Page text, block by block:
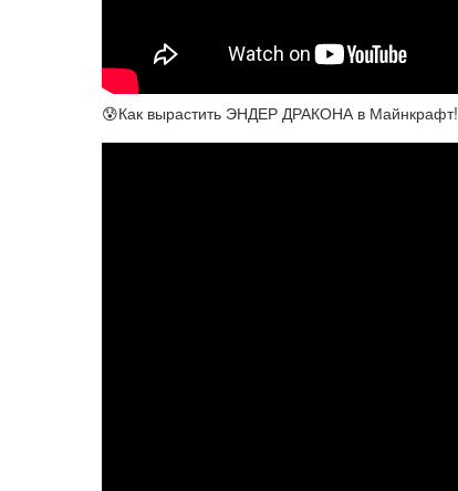
😰Как вырастить ЭНДЕР ДРАКОНА в Майнкрафт!